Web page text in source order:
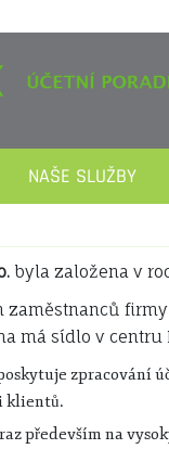
NAŠE SLUŽBY
byla založena v
zaměstnanců
má sídlo v
zpracování
klientů.
především na